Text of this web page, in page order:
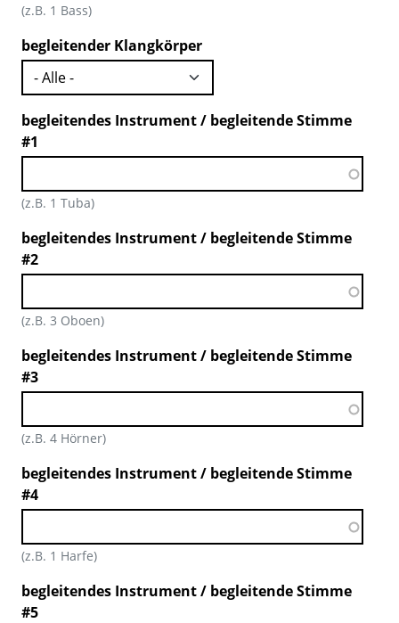
(z.B. 1 Bass)
begleitender Klangkörper
begleitendes Instrument / begleitende Stimme
#1
(z.B. 1 Tuba)
begleitendes Instrument / begleitende Stimme
#2
(z.B. 3 Oboen)
begleitendes Instrument / begleitende Stimme
#3
(z.B. 4 Hörner)
begleitendes Instrument / begleitende Stimme
#4
(z.B. 1 Harfe)
begleitendes Instrument / begleitende Stimme
#5